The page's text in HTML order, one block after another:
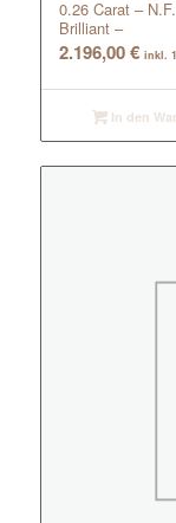
0.26 Carat –
Brilliant –
2.196,00€ inkl.
In den